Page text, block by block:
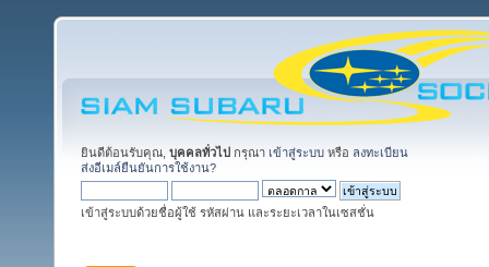
ยินดีต้อนรับคุณ, บุคคลทั่วไป กรุณา เข้าสู่ระบบ หรือ ลงทะเบียน
ส่งอีเมล์ยืนยันการใช้งาน?
เข้าสู่ระบบด้วยชื่อผู้ใช้ รหัสผ่าน และระยะเวลาในเซสชั่น